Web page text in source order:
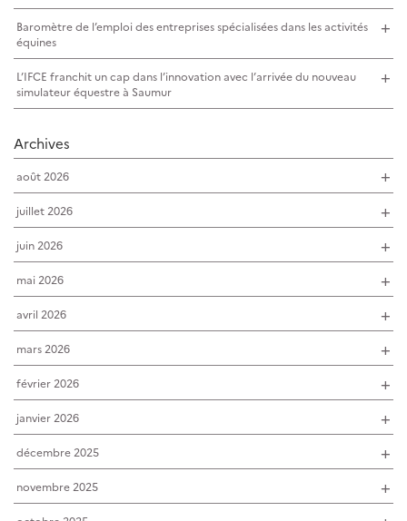
Baromètre de l’emploi des entreprises spécialisées dans les activités
équines
L’IFCE franchit un cap dans l’innovation avec l’arrivée du nouveau
simulateur équestre à Saumur
Archives
août 2026
juillet 2026
juin 2026
mai 2026
avril 2026
mars 2026
février 2026
janvier 2026
décembre 2025
novembre 2025